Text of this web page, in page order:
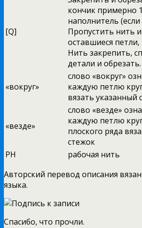
[Q]
кончик примерно
наполнитель (если
Пропустить нить
оставшиеся петли,
Нить закрепить,
детали и обрезать.
«вокруг»
слово «вокруг»
каждую петлю
вязать указанный
«везде»
слово «везде»
каждую петлю
плоского ряда
стежок
РН
рабочая нить
Авторский перевод описания
языка.
Спасибо, что прочли.